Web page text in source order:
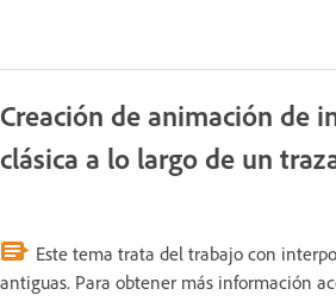
Creación de animación de
clásica a lo largo de un
Este tema trata del trabajo con
antiguas. Para obtener más información